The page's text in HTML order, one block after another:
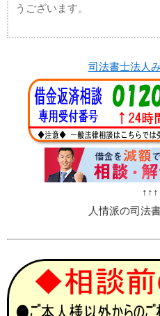
うございます。
司法書士法人
人情派の司法